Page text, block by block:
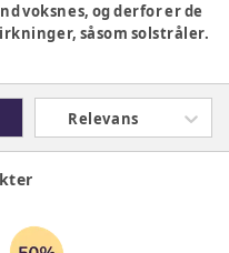
voksnes, og derfor er de
såsom solstråler.
om sommeren
du finde solhatte til
Relevans